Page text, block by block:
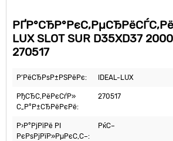
LUX SLOT SUR D35XD37
270517
Р’РёСЂРѕР±РЅРёРє: IDEAL-LUX
РђСЂС‚РёРєСѓР»
С„Р°Р±СЂРёРєРё:
270517
Р›Р°РјРїРё РІ
РєРѕРјРїР»РµРєС‚С–:
РќС–